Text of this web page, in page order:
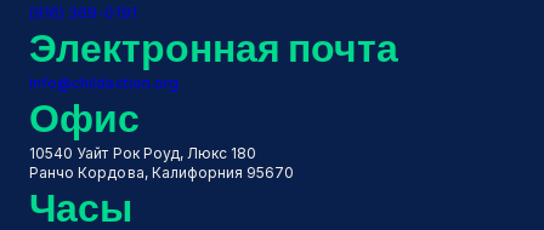
(916) 369-0191
Электронная почта
info@childaction.org
Офис
10540 Уайт Рок Роуд, Люкс 180
Ранчо Кордова, Калифорния 95670
Часы